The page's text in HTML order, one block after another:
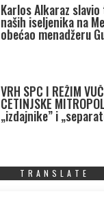
Karlos Alkaraz
naših iseljenika na
obećao menadžeru
VRH SPC I REŽIM
CETINJSKE
„izdajnike” i
TRANSLATE